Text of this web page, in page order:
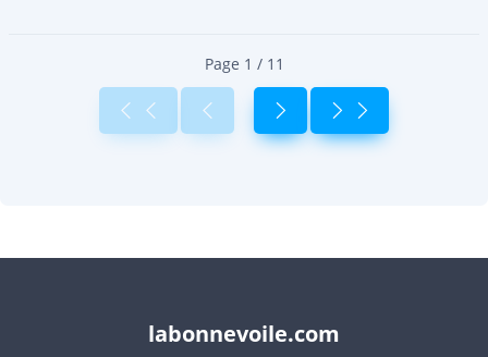
Page 1 / 11
labonnevoile.com